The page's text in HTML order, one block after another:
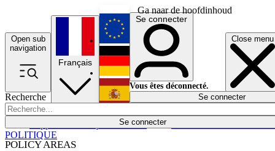
Ga naar de hoofdinhoud
Open sub
navigation
Close menu
Recherche
Se connecter
POLICY AREAS
Économie
Français
English
Deutsch
Español
Se connecter
Vous êtes déconnecté.
Se connecter
POLITIQUE